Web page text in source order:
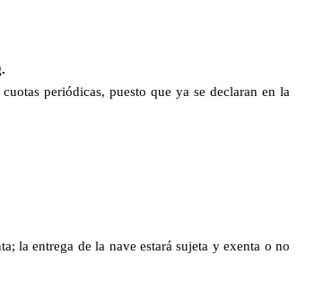
periódicas, puesto que ya se declaran en la
la entrega de la nave estará sujeta y exenta o no